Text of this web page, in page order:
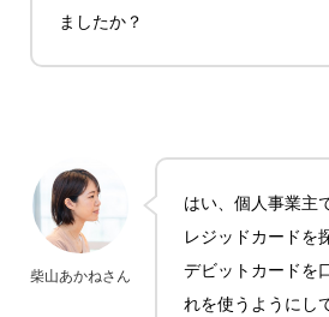
ましたか？
柴山あかねさん
はい、個人事業主
レジッドカードを
デビットカードを
れを使うようにし